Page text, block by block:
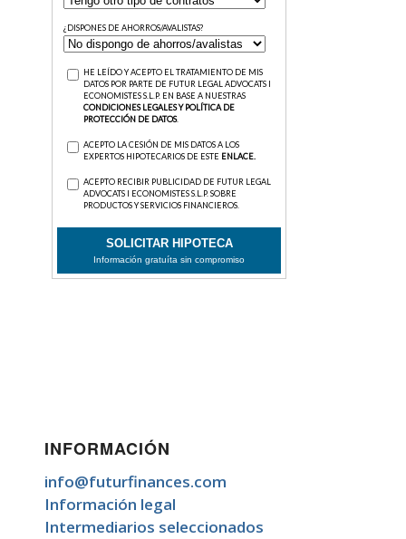
INFORMACIÓN
info@futurfinances.com
Información legal
Intermediarios seleccionados